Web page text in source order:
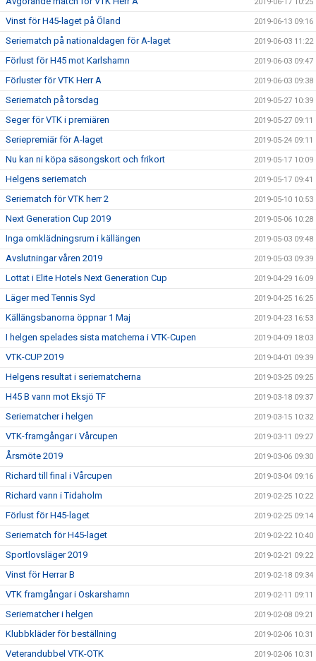
Vinst för H45-laget på Öland 2019-06-13 09:16
Seriematch på nationaldagen för A-laget 2019-06-03 11:22
Förlust för H45 mot Karlshamn 2019-06-03 09:47
Förluster för VTK Herr A 2019-06-03 09:38
Seriematch på torsdag 2019-05-27 10:39
Seger för VTK i premiären 2019-05-27 09:11
Seriepremiär för A-laget 2019-05-24 09:11
Nu kan ni köpa säsongskort och frikort 2019-05-17 10:09
Helgens seriematch 2019-05-17 09:41
Seriematch för VTK herr 2 2019-05-10 10:53
Next Generation Cup 2019 2019-05-06 10:28
Inga omklädningsrum i källängen 2019-05-03 09:48
Avslutningar våren 2019 2019-05-03 09:39
Lottat i Elite Hotels Next Generation Cup 2019-04-29 16:09
Läger med Tennis Syd 2019-04-25 16:25
Källängsbanorna öppnar 1 Maj 2019-04-23 16:53
I helgen spelades sista matcherna i VTK-Cupen 2019-04-09 18:03
VTK-CUP 2019 2019-04-01 09:39
Helgens resultat i seriematcherna 2019-03-25 09:25
H45 B vann mot Eksjö TF 2019-03-18 09:37
Seriematcher i helgen 2019-03-15 10:32
VTK-framgångar i Vårcupen 2019-03-11 09:27
Årsmöte 2019 2019-03-06 09:30
Richard till final i Vårcupen 2019-03-04 09:16
Richard vann i Tidaholm 2019-02-25 10:22
Förlust för H45-laget 2019-02-25 09:14
Seriematch för H45-laget 2019-02-22 10:40
Sportlovsläger 2019 2019-02-21 09:22
Vinst för Herrar B 2019-02-18 09:34
VTK framgångar i Oskarshamn 2019-02-11 09:11
Seriematcher i helgen 2019-02-08 09:21
Klubbkläder för beställning 2019-02-06 10:31
Veterandubbel VTK-OTK 2019-02-06 10:31